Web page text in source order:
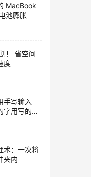
MacBook
池膨胀
！ 省空间
度
手写输入
字用写的就
术：一次将
夹内